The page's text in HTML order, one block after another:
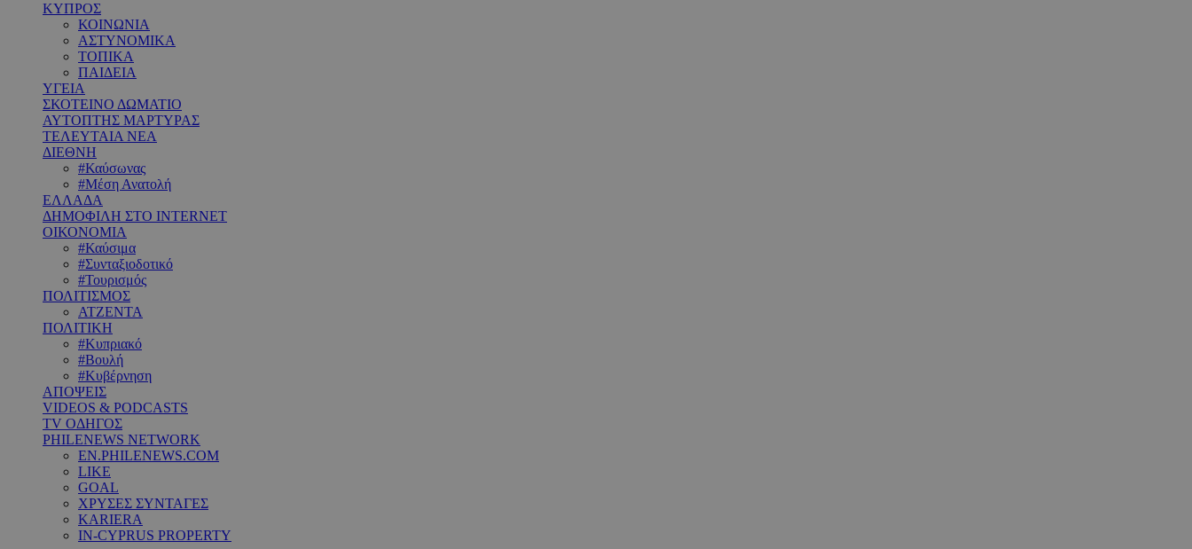
ΚΥΠΡΟΣ
ΚΟΙΝΩΝΙΑ
ΑΣΤΥΝΟΜΙΚΑ
ΤΟΠΙΚΑ
ΠΑΙΔΕΙΑ
ΥΓΕΙΑ
ΣΚΟΤΕΙΝΟ ΔΩΜΑΤΙΟ
ΑΥΤΟΠΤΗΣ ΜΑΡΤΥΡΑΣ
ΤΕΛΕΥΤΑΙΑ ΝΕΑ
ΔΙΕΘΝΗ
#Καύσωνας
#Μέση Ανατολή
ΕΛΛΑΔΑ
ΔΗΜΟΦΙΛΗ ΣΤΟ INTERNET
ΟΙΚΟΝΟΜΙΑ
#Καύσιμα
#Συνταξιοδοτικό
#Τουρισμός
ΠΟΛΙΤΙΣΜΟΣ
ΑΤΖΕΝΤΑ
ΠΟΛΙΤΙΚΗ
#Κυπριακό
#Βουλή
#Κυβέρνηση
ΑΠΟΨΕΙΣ
VIDEOS & PODCASTS
TV ΟΔΗΓΟΣ
PHILENEWS NETWORK
EN.PHILENEWS.COM
LIKE
GOAL
ΧΡΥΣΕΣ ΣΥΝΤΑΓΕΣ
KARIERA
IN-CYPRUS PROPERTY